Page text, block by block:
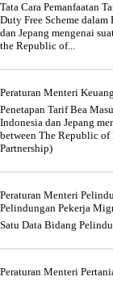
Tata Cara Pemanfaatan
Duty Free Scheme
dan Jepang mengenai
the Republic of...
Peraturan Menteri
Penetapan Tarif Bea
Indonesia dan Jepang
between The Republic of
Partnership)
Peraturan Menteri
Pelindungan Pekerja
Satu Data Bidang
Peraturan Menteri